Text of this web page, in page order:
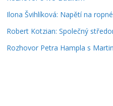
Ilona Švihlíková: Napětí na
Robert Kotzian: Společný
Rozhovor Petra Hampla s